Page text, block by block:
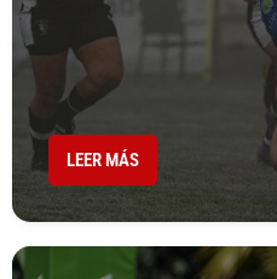
LEER MÁS